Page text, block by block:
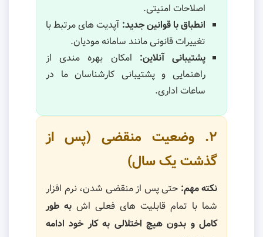
اصلاحات امنیتی.
انطباق با قوانین جدید: آپدیت های مرتبط با
تغییرات قانونی مانند سامانه مودیان.
پشتیبانی آنلاین: امکان بهره مندی از
راهنمایی و پشتیبانی کارشناسان ما در
ساعات اداری.
۲. وضعیت منقضی (پس از
گذشت یک سال)
نکته مهم: حتی پس از منقضی شدن، نرم افزار
شما با تمام قابلیت های فعلی اش به طور
کامل و بدون هیچ اختلالی به کار خود ادامه